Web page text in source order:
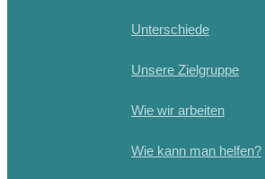
Unterschiede
Unsere Zielgruppe
Wie wir arbeiten
Wie kann man helfen?